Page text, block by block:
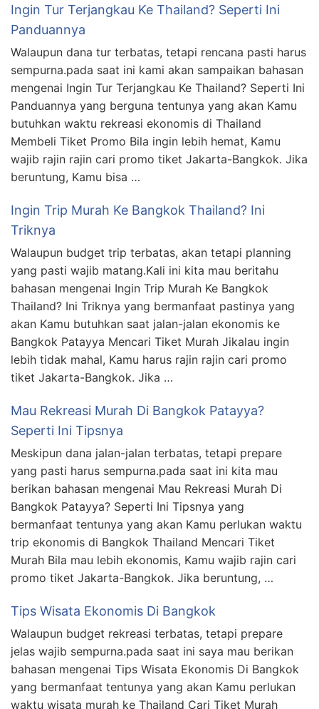
Ingin Tur Terjangkau Ke Thailand? Seperti Ini
Panduannya
Walaupun dana tur terbatas, tetapi rencana pasti harus
sempurna.pada saat ini kami akan sampaikan bahasan
mengenai Ingin Tur Terjangkau Ke Thailand? Seperti Ini
Panduannya yang berguna tentunya yang akan Kamu
butuhkan waktu rekreasi ekonomis di Thailand
Membeli Tiket Promo Bila ingin lebih hemat, Kamu
wajib rajin rajin cari promo tiket Jakarta-Bangkok. Jika
beruntung, Kamu bisa …
Ingin Trip Murah Ke Bangkok Thailand? Ini
Triknya
Walaupun budget trip terbatas, akan tetapi planning
yang pasti wajib matang.Kali ini kita mau beritahu
bahasan mengenai Ingin Trip Murah Ke Bangkok
Thailand? Ini Triknya yang bermanfaat pastinya yang
akan Kamu butuhkan saat jalan-jalan ekonomis ke
Bangkok Patayya Mencari Tiket Murah Jikalau ingin
lebih tidak mahal, Kamu harus rajin rajin cari promo
tiket Jakarta-Bangkok. Jika …
Mau Rekreasi Murah Di Bangkok Patayya?
Seperti Ini Tipsnya
Meskipun dana jalan-jalan terbatas, tetapi prepare
yang pasti harus sempurna.pada saat ini kita mau
berikan bahasan mengenai Mau Rekreasi Murah Di
Bangkok Patayya? Seperti Ini Tipsnya yang
bermanfaat tentunya yang akan Kamu perlukan waktu
trip ekonomis di Bangkok Thailand Mencari Tiket
Murah Bila mau lebih ekonomis, Kamu wajib rajin cari
promo tiket Jakarta-Bangkok. Jika beruntung, …
Tips Wisata Ekonomis Di Bangkok
Walaupun budget rekreasi terbatas, tetapi prepare
jelas wajib sempurna.pada saat ini saya mau berikan
bahasan mengenai Tips Wisata Ekonomis Di Bangkok
yang bermanfaat tentunya yang akan Kamu perlukan
waktu wisata murah ke Thailand Cari Tiket Murah